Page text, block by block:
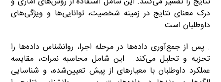
درک معنای نتایج در زمینه شخصیت، توانایی‌ها و ویژگی‌های
داوطلبان است
. پس از جمع‌آوری داده‌ها در مرحله اجرا، روانشناس داده‌ها را
تجزیه و تحلیل می‌کند. این شامل محاسبه نمرات، مقایسه
عملکرد داوطلبان با معیارهای از پیش تعیین‌شده، و شناسایی